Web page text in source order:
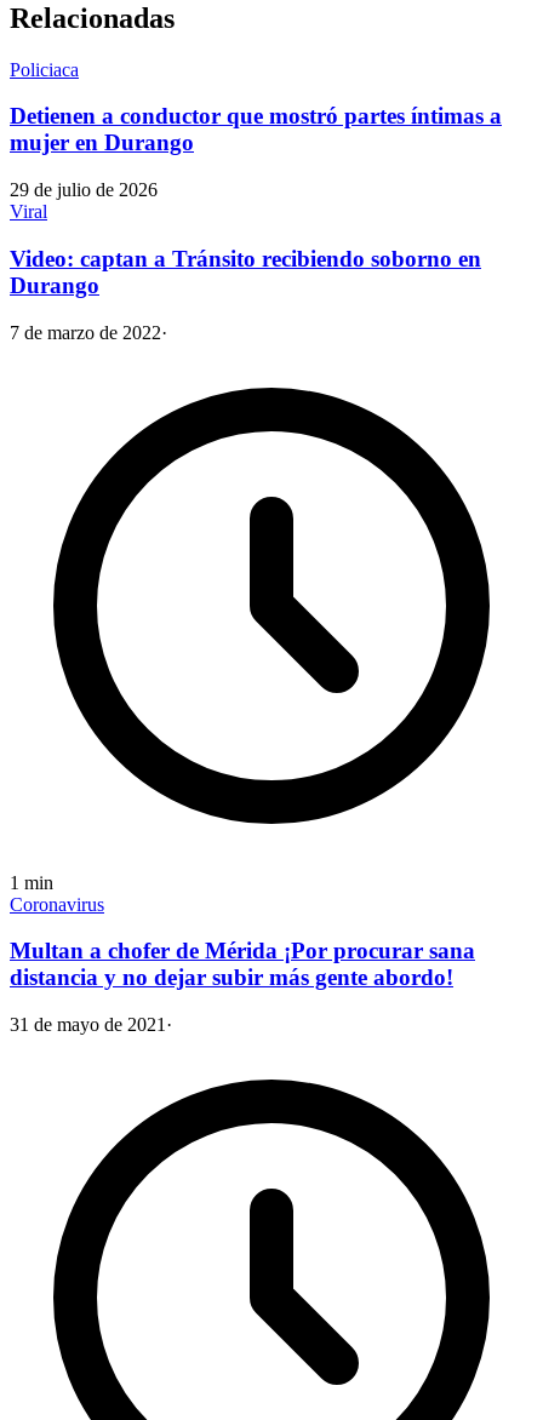
Relacionadas
Policiaca
Detienen a conductor que mostró partes íntimas a
mujer en Durango
29 de julio de 2026
Viral
Video: captan a Tránsito recibiendo soborno en
Durango
7 de marzo de 2022·
1 min
Coronavirus
Multan a chofer de Mérida ¡Por procurar sana
distancia y no dejar subir más gente abordo!
31 de mayo de 2021 ·